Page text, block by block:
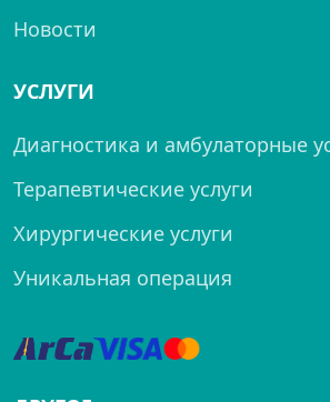
Новости
УСЛУГИ
Диагностика и амбулаторные
Терапевтические услуги
Хирургические услуги
Уникальная операция